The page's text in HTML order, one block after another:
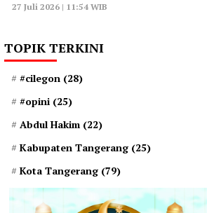
27 Juli 2026 | 11:54 WIB
TOPIK TERKINI
#cilegon (28)
#opini (25)
Abdul Hakim (22)
Kabupaten Tangerang (25)
Kota Tangerang (79)